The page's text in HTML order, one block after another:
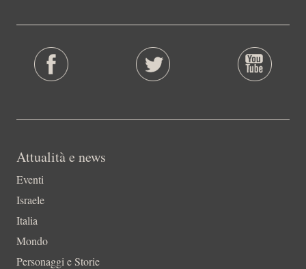
Attualità e news
Eventi
Israele
Italia
Mondo
Personaggi e Storie